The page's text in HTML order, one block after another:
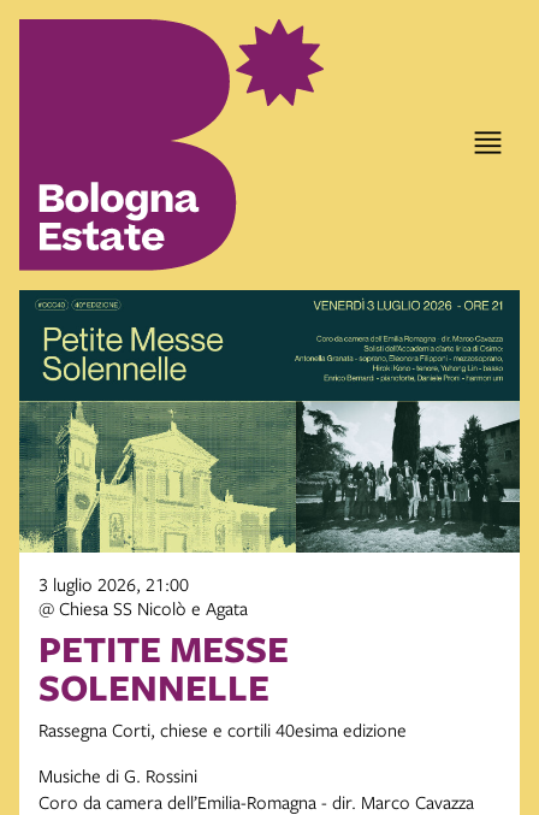
3 luglio 2026, 21:00
@ Chiesa SS Nicolò e Agata
PETITE MESSE
SOLENNELLE
Rassegna Corti, chiese e cortili 40esima edizione
Musiche di G. Rossini
Coro da camera dell’Emilia-Romagna - dir. Marco Cavazza